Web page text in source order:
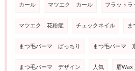
カール マツエク カール フラット
マツエク 花粉症 チェックネイル ま
まつ毛パーマ ぱっちり まつ毛パーマ
まつ毛パーマ デザイン 人気 眉Wax